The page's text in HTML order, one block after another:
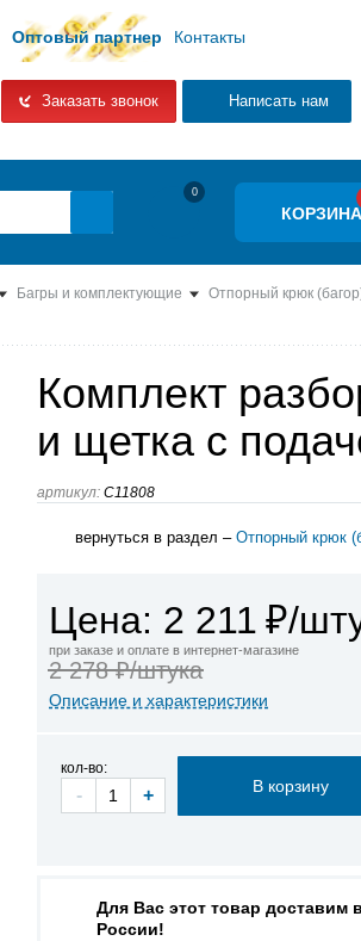
Оптовый партнер Контакты
Заказать звонок Написать нам
0
КОРЗИНА
Багры и комплектующие Отпорный крюк
Комплект
и щетка с
артикул: C11808
вернуться в раздел – Отпорный крюк
Цена: 2 211 ₽/
при заказе и оплате в интернет-магазине
2 278 ₽/штука
Описание и характеристики
кол-во:
- +
Для Вас этот товар доставим
России!